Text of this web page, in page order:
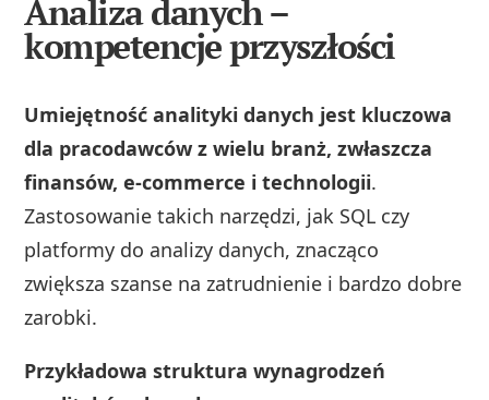
Analiza danych –
kompetencje przyszłości
Umiejętność analityki danych jest kluczowa
dla pracodawców z wielu branż, zwłaszcza
finansów, e-commerce i technologii.
Zastosowanie takich narzędzi, jak SQL czy
platformy do analizy danych, znacząco
zwiększa szanse na zatrudnienie i bardzo dobre
zarobki.
Przykładowa struktura wynagrodzeń